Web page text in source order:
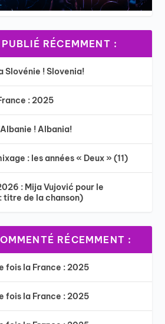
RÉCEMMENT :
Slovénie ! Slovenia!
: 2025
! Albania!
: les années « Deux » (11)
: Mija Vujović pour le
titre de la chanson)
RÉCEMMENT :
fois la France : 2025
fois la France : 2025